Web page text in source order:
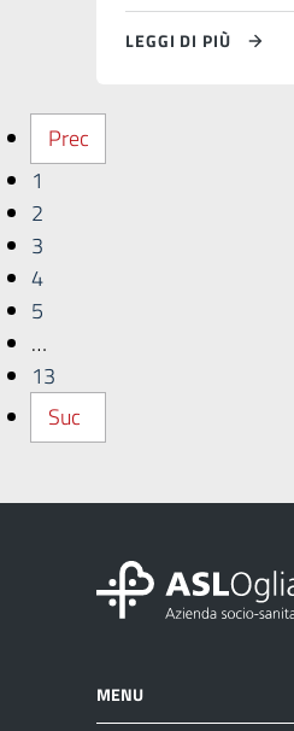
LEGGI DI PIÙ
Prec
1
2
3
4
5
…
13
Suc
MENU